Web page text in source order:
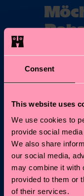
Consent
This website uses
We use cookies to
provide social
We also share
our social media,
may combine it with
provided to them or
of their services.
E-Mail
*Kann nicht mit
oder Sale Produkten
akzeptierst